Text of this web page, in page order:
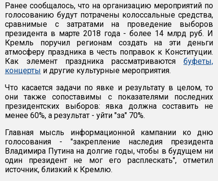
Ранее сообщалось, что на организацию мероприятий по
голосованию будут потрачены колоссальные средства,
сравнимые с затратами на проведение выборов
президента в марте 2018 года - более 14 млрд руб. И
Кремль поручил регионам создать на эти деньги
атмосферу праздника в честь поправок к Конституции.
Как элемент праздника рассматриваются буфеты,
концерты и другие культурные мероприятия.
Что касается задачи по явке и результату в целом, то
они также сопоставимы с показателями последних
президентских выборов: явка должна составить не
менее 60%, а результат - уйти "за" 70%.
Главная мысль информационной кампании ко дню
голосования - "закрепление наследия президента
Владимира Путина на долгие годы, чтобы в будущем ни
один президент не мог его расплескать", отметил
источник, близкий к Кремлю.